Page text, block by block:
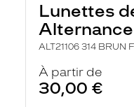
Lunettes
Alternance
ALT21106 314 BRUN
À partir de
30,00 €